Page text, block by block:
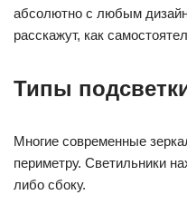
абсолютно с любым
расскажут, как
Типы
Многие современные
периметру. Светильники
либо сбоку.